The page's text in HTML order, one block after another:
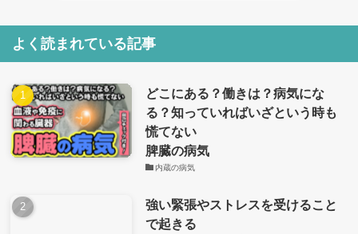
よく読まれている記事
どこにある？働きは？病気にな
る？知っていればいざという時も
慌てない
脾臓の病気
内蔵の病気
強い緊張やストレスを受けること
で起きる